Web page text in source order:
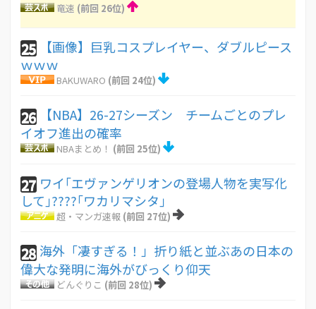
竜速 (前回 26位)
25
【画像】巨乳コスプレイヤー、ダブルピース
ｗｗｗ
BAKUWARO (前回 24位)
26
【NBA】26-27シーズン チームごとのプレ
イオフ進出の確率
NBAまとめ！ (前回 25位)
27 ワイ｢エヴァンゲリオンの登場人物を実写化
して｣????｢ワカリマシタ｣
超・マンガ速報 (前回 27位)
28 海外「凄すぎる！」折り紙と並ぶあの日本の
偉大な発明に海外がびっくり仰天
どんぐりこ (前回 28位)